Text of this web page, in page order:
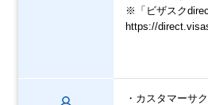
※「ビザスク
https://
・カスタマーサ